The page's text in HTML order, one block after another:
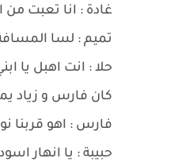
غادة : انا تعبت
تميم : لسا
حلا : انت اهبل يا
كان فارس و زياد
فارس : اهو قربنا
حبيبة : يا انهار